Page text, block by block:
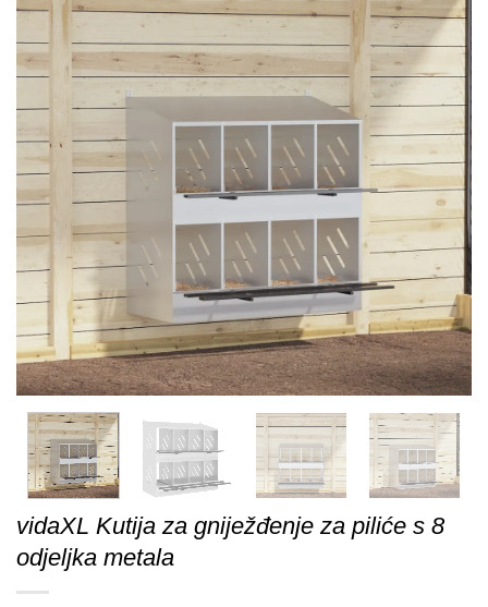
vidaXL Kutija za gniježđenje za piliće s 8
odjeljka metala